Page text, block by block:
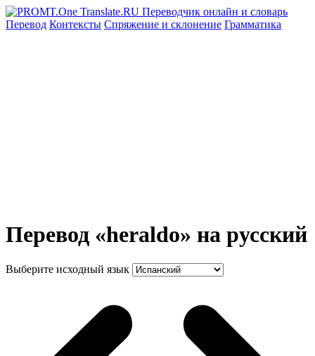
Перевод Контексты Спряжение и склонение Грамматика
Перевод «heraldo» на русский
Выберите исходный язык